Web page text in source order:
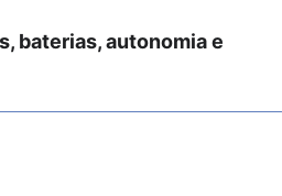
baterias, autonomia e